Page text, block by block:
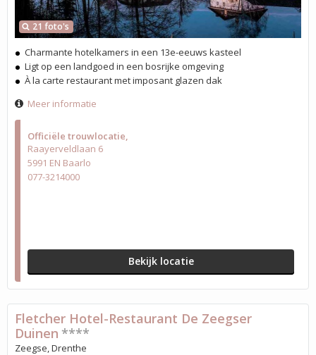
Officiële trouwlocatie
Raayerveldlaan 6
5991 EN Baarlo
077-3214000
Bekijk locatie
21 foto's
Charmante hotelkamers in een 13e-eeuws kasteel
Ligt op een landgoed in een bosrijke omgeving
À la carte restaurant met imposant glazen dak
Meer informatie
Fletcher Hotel-Restaurant De Zeegser
Duinen ****
Zeegse, Drenthe